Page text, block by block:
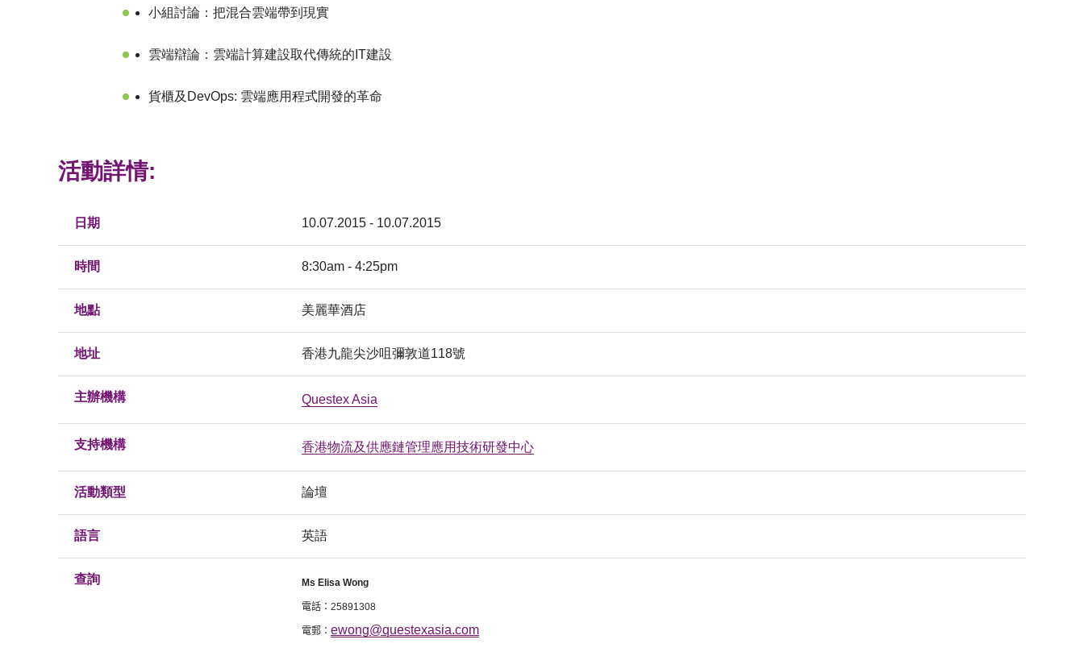
小組討論：把混合雲端帶到現實
雲端辯論：雲端計算建設取代傳統的IT建設
貨櫃及DevOps: 雲端應用程式開發的革命
活動詳情:
日期 10.07.2015 - 10.07.2015
時間 8:30am - 4:25pm
地點 美麗華酒店
地址 香港九龍尖沙咀彌敦道118號
主辦機構 Questex Asia
支持機構 香港物流及供應鏈管理應用技術研發中心
活動類型 論壇
語言 英語
查詢 Ms Elisa Wong
電話： 25891308
電郵： ewong@questexasia.com